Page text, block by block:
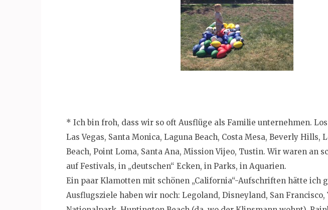
* Ich bin froh, dass wir so oft Ausflüge als Familie unternehmen. Los
Las Vegas, Santa Monica, Laguna Beach, Costa Mesa, Beverly Hills,
Beach, Point Loma, Santa Ana, Mission Vijeo, Tustin. Wir waren an
auf Festivals, in „deutschen“ Ecken, in Parks, in Aquarien.
Ein paar Klamotten mit schönen „California“-Aufschriften hätte ich
Ausflugsziele haben wir noch: Legoland, Disneyland, San Francisco,